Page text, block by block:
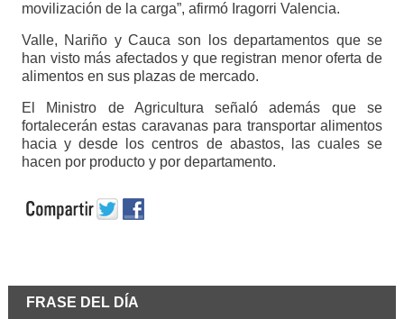
movilización de la carga”, afirmó Iragorri Valencia.
Valle, Nariño y Cauca son los departamentos que se
han visto más afectados y que registran menor oferta de
alimentos en sus plazas de mercado.
El Ministro de Agricultura señaló además que se
fortalecerán estas caravanas para transportar alimentos
hacia y desde los centros de abastos, las cuales se
hacen por producto y por departamento.
FRASE DEL DÍA